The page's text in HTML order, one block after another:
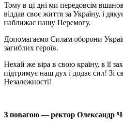
Тому в ці дні ми передовсім
віддав своє життя за Україну, і
наближає нашу Перемогу.
Допомагаємо Силам оборони
загиблих героїв.
Нехай же віра в свою країну, в її
підтримує наш дух і додає сил! Зі
Незалежності!
З повагою — ректор Олександр